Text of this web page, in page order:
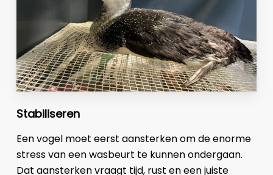
Stabiliseren
Een vogel moet eerst aansterken om de enorme
stress van een wasbeurt te kunnen ondergaan.
Dat aansterken vraagt tijd, rust en een juiste